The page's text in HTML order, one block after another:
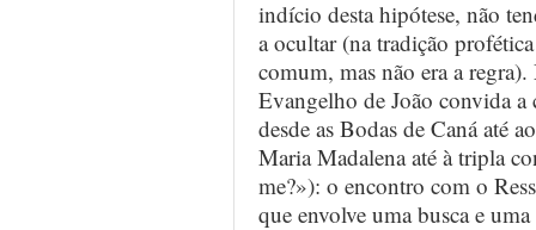
indício desta hipótese, não
a ocultar (na tradição
comum, mas não era a
Evangelho de João convida a
desde as Bodas de Caná até
Maria Madalena até à tripla
me?»): o encontro com o
que envolve uma busca e